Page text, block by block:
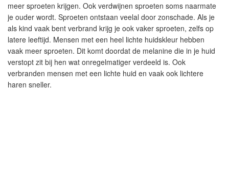
meer sproeten krijgen. Ook verdwijnen sproeten soms naarmate
je ouder wordt. Sproeten ontstaan veelal door zonschade. Als je
als kind vaak bent verbrand krijg je ook vaker sproeten, zelfs op
latere leeftijd. Mensen met een heel lichte huidskleur hebben
vaak meer sproeten. Dit komt doordat de melanine die in je huid
verstopt zit bij hen wat onregelmatiger verdeeld is. Ook
verbranden mensen met een lichte huid en vaak ook lichtere
haren sneller.